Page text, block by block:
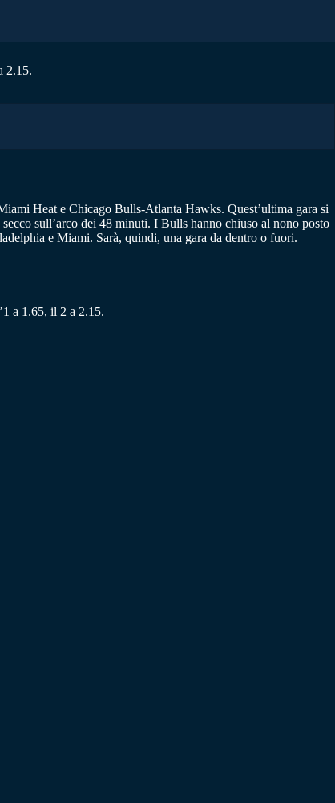
2.15.
Heat e Chicago Bulls-Atlanta Hawks. Quest’ultima gara si
sull’arco dei 48 minuti. I Bulls hanno chiuso al nono posto
e Miami. Sarà, quindi, una gara da dentro o fuori.
a 1.65, il 2 a 2.15.